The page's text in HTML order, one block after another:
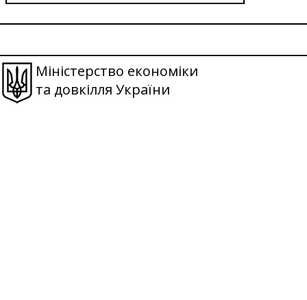
Міністерство економіки
та довкілля України